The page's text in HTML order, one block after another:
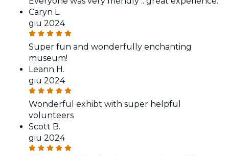
Caryn L.
giu 2024
Super fun and wonderfully enchanting
museum!
Leann H.
giu 2024
Wonderful exhibt with super helpful
volunteers
Scott B.
giu 2024